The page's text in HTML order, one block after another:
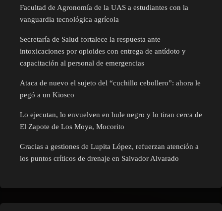
Facultad de Agronomía de la UAS a estudiantes con la
vanguardia tecnológica agrícola
Secretaría de Salud fortalece la respuesta ante
intoxicaciones por opioides con entrega de antídoto y
capacitación al personal de emergencias
Ataca de nuevo el sujeto del “cuchillo cebollero”: ahora le
pegó a un Kiosco
Lo ejecutan, lo envuelven en hule negro y lo tiran cerca de
El Zapote de Los Moya, Mocorito
Gracias a gestiones de Lupita López, refuerzan atención a
los puntos críticos de drenaje en Salvador Alvarado